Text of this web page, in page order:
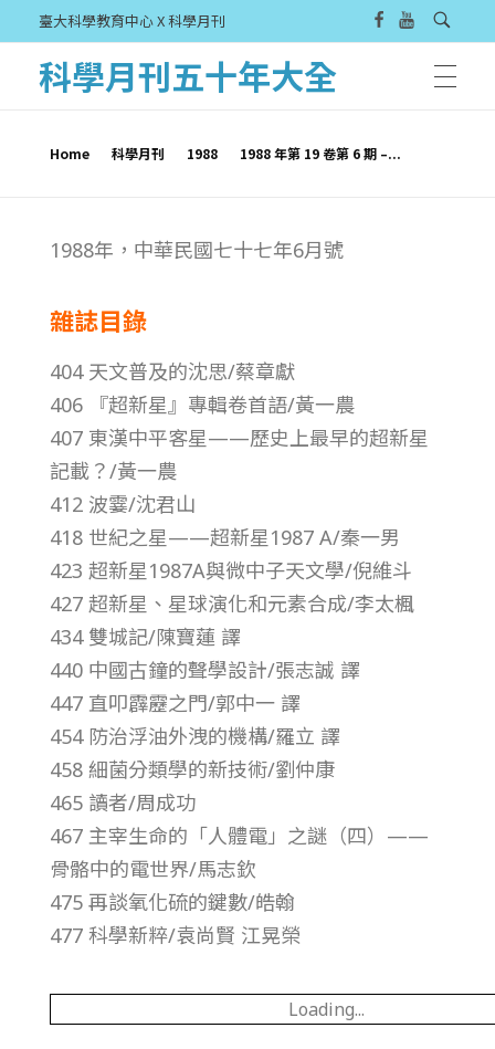
臺大科學教育中心 X 科學月刊
科學月刊五十年大全
Home 科學月刊 1988 1988 年第 19 卷第 6 期 –...
1
8
8
年
第
1
9
卷
第
6
期
–
總
1988年，中華民國七十七年6月號
雜誌目錄
404 天文普及的沈思/蔡章獻
406 『超新星』專輯卷首語/黃一農
407 東漢中平客星——歷史上最早的超新星
記載？/黃一農
412 波霎/沈君山
418 世紀之星——超新星1987 A/秦一男
423 超新星1987A與微中子天文學/倪維斗
427 超新星、星球演化和元素合成/李太楓
434 雙城記/陳寶蓮 譯
440 中國古鐘的聲學設計/張志誠 譯
447 直叩霹靂之門/郭中一 譯
454 防治浮油外洩的機構/羅立 譯
458 細菌分類學的新技術/劉仲康
465 讀者/周成功
467 主宰生命的「人體電」之謎（四）——
骨骼中的電世界/馬志欽
475 再談氧化硫的鍵數/皓翰
477 科學新粹/袁尚賢 江晃榮
Loading...